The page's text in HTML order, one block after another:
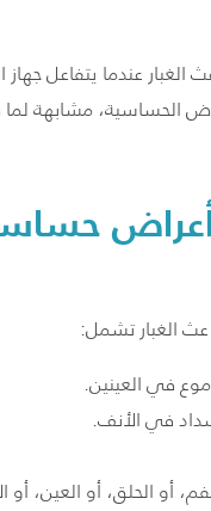
عندما يتفاعل جهاز
الحساسية، مشابهة لما
الغبار تشمل:
في العينين.
في الأنف.
أو الحلق، أو العين، أو